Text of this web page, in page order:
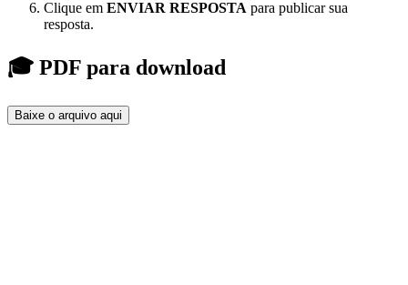
Clique em ENVIAR RESPOSTA para publicar sua
resposta.
🎓 PDF para download
Baixe o arquivo aqui